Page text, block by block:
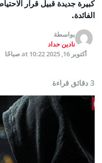
كبيرة جديدة قبيل قرار
الفائدة.
بواسطة
نادين حداد
أكتوبر 16, 2025 at 10:22 صباحًا
3 دقائق قراءة